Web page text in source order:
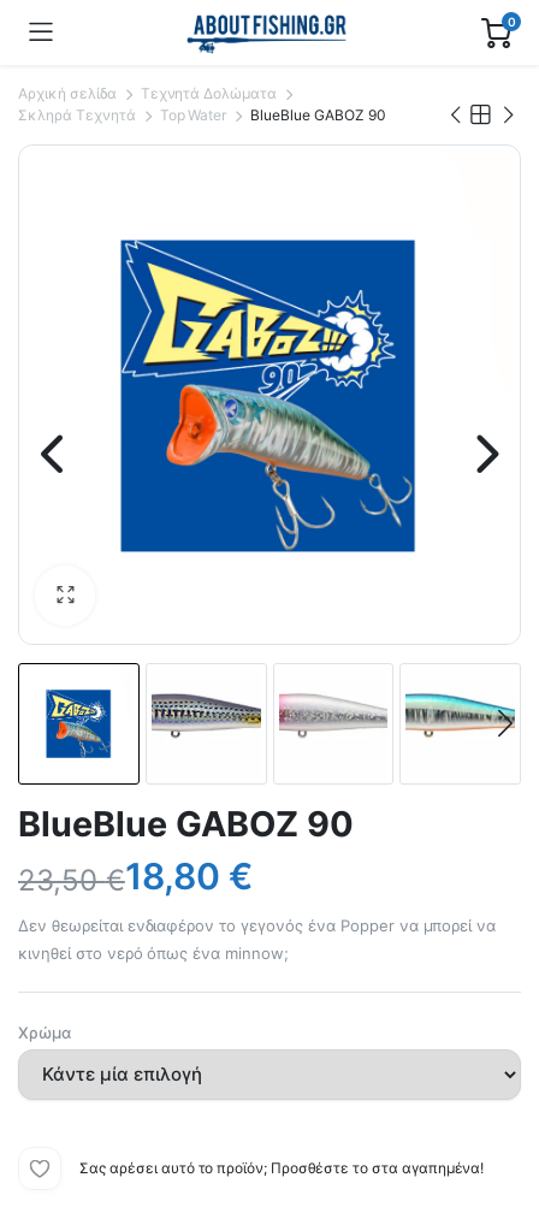
0
Αρχική σελίδα
Τεχνητά Δολώματα
Σκληρά Τεχνητά
Top Water BlueBlue GABOZ 90
BlueBlue GABOZ 90
23,50€18,80 €
Δεν θεωρείται ενδιαφέρον το γεγονός ένα Popper να μπορεί να
κινηθεί στο νερό όπως ένα minnow;
Χρώμα
Σας αρέσει αυτό το προϊόν; Προσθέστε το στα αγαπημένα!